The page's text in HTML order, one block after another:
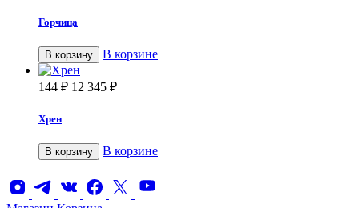
Горчица
В корзину В корзине
144 ₽ 12 345 ₽
Хрен
В корзину В корзине